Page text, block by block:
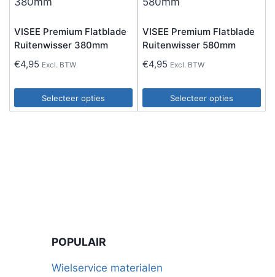
VISEE Premium Flatblade
Ruitenwisser 380mm
€4,95 Excl. BTW
Selecteer opties
Dit
gekozen
VISEE Premium Flatblade
Ruitenwisser 580mm
€4,95 Excl. BTW
Selecteer opties
Dit
worden
POPULAIR
Wielservice materialen